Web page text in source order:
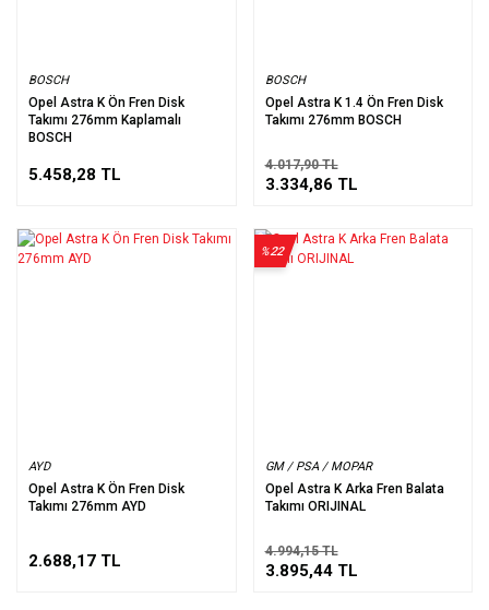
BOSCH
Opel Astra K Ön Fren Disk
Takımı 276mm Kaplamalı
BOSCH
5.458,28 TL
BOSCH
Opel Astra K 1.4 Ön Fren Disk
Takımı 276mm BOSCH
4.017,90 TL
3.334,86 TL
AYD
Opel Astra K Ön Fren Disk
Takımı 276mm AYD
2.688,17 TL
GM / PSA / MOPAR
Opel Astra K Arka Fren Balata
Takımı ORIJINAL
%22
4.994,15 TL
3.895,44 TL